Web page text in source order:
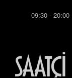
09:30 - 20:00